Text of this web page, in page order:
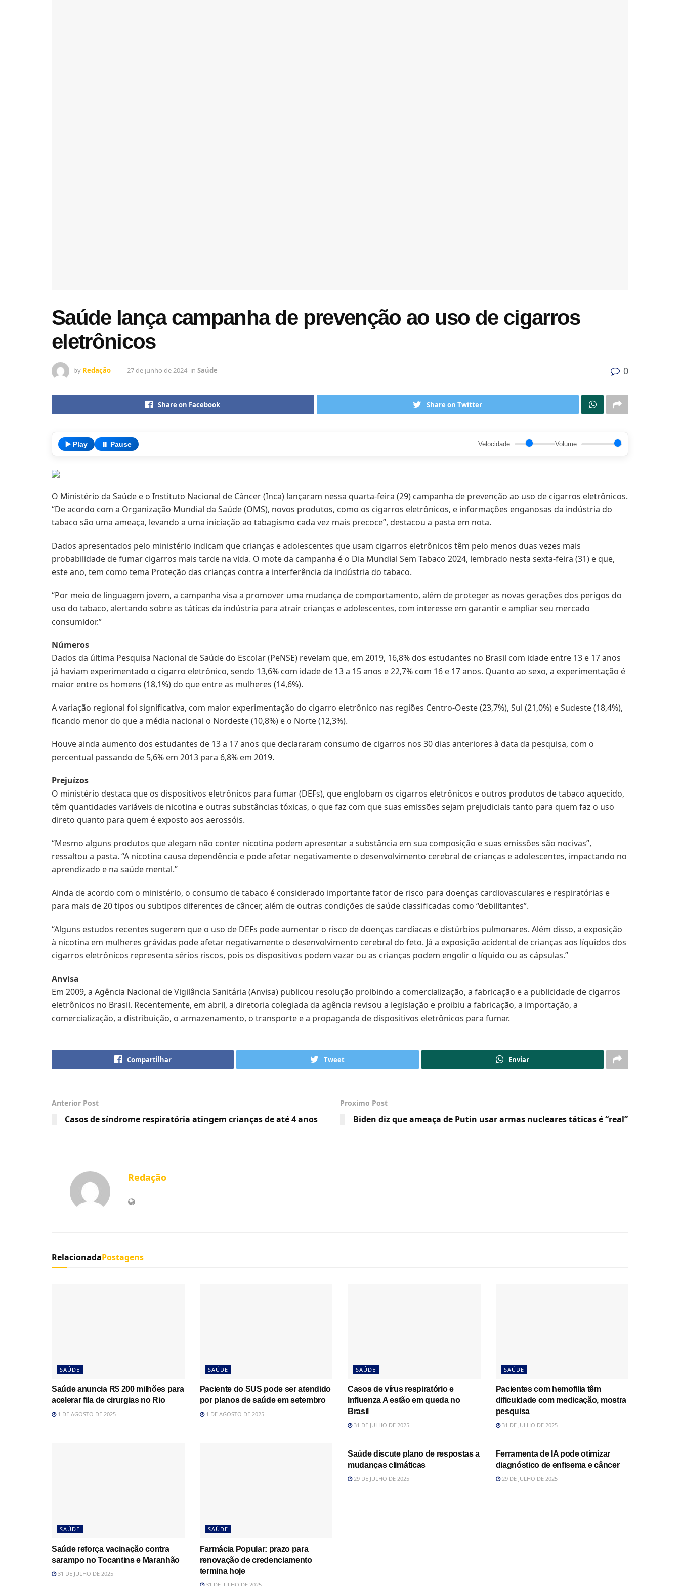
Saúde lança campanha de prevenção ao uso de cigarros
eletrônicos
by Redação 27 de junho de 2024 in Saúde 0
Share on Facebook Share on Twitter
▶️ Play ⏸️ Pause Velocidade: Volume:
O Ministério da Saúde e o Instituto Nacional de Câncer (Inca) lançaram nessa quarta-feira (29) campanha de prevenção ao uso de cigarros eletrônicos.
“De acordo com a Organização Mundial da Saúde (OMS), novos produtos, como os cigarros eletrônicos, e informações enganosas da indústria do
tabaco são uma ameaça, levando a uma iniciação ao tabagismo cada vez mais precoce”, destacou a pasta em nota.
Dados apresentados pelo ministério indicam que crianças e adolescentes que usam cigarros eletrônicos têm pelo menos duas vezes mais
probabilidade de fumar cigarros mais tarde na vida. O mote da campanha é o Dia Mundial Sem Tabaco 2024, lembrado nesta sexta-feira (31) e que,
este ano, tem como tema Proteção das crianças contra a interferência da indústria do tabaco.
“Por meio de linguagem jovem, a campanha visa a promover uma mudança de comportamento, além de proteger as novas gerações dos perigos do
uso do tabaco, alertando sobre as táticas da indústria para atrair crianças e adolescentes, com interesse em garantir e ampliar seu mercado
consumidor.”
Números
Dados da última Pesquisa Nacional de Saúde do Escolar (PeNSE) revelam que, em 2019, 16,8% dos estudantes no Brasil com idade entre 13 e 17 anos
já haviam experimentado o cigarro eletrônico, sendo 13,6% com idade de 13 a 15 anos e 22,7% com 16 e 17 anos. Quanto ao sexo, a experimentação é
maior entre os homens (18,1%) do que entre as mulheres (14,6%).
A variação regional foi significativa, com maior experimentação do cigarro eletrônico nas regiões Centro-Oeste (23,7%), Sul (21,0%) e Sudeste (18,4%),
ficando menor do que a média nacional o Nordeste (10,8%) e o Norte (12,3%).
Houve ainda aumento dos estudantes de 13 a 17 anos que declararam consumo de cigarros nos 30 dias anteriores à data da pesquisa, com o
percentual passando de 5,6% em 2013 para 6,8% em 2019.
Prejuízos
O ministério destaca que os dispositivos eletrônicos para fumar (DEFs), que englobam os cigarros eletrônicos e outros produtos de tabaco aquecido,
têm quantidades variáveis de nicotina e outras substâncias tóxicas, o que faz com que suas emissões sejam prejudiciais tanto para quem faz o uso
direto quanto para quem é exposto aos aerossóis.
“Mesmo alguns produtos que alegam não conter nicotina podem apresentar a substância em sua composição e suas emissões são nocivas”,
ressaltou a pasta. “A nicotina causa dependência e pode afetar negativamente o desenvolvimento cerebral de crianças e adolescentes, impactando no
aprendizado e na saúde mental.”
Ainda de acordo com o ministério, o consumo de tabaco é considerado importante fator de risco para doenças cardiovasculares e respiratórias e
para mais de 20 tipos ou subtipos diferentes de câncer, além de outras condições de saúde classificadas como “debilitantes”.
“Alguns estudos recentes sugerem que o uso de DEFs pode aumentar o risco de doenças cardíacas e distúrbios pulmonares. Além disso, a exposição
à nicotina em mulheres grávidas pode afetar negativamente o desenvolvimento cerebral do feto. Já a exposição acidental de crianças aos líquidos dos
cigarros eletrônicos representa sérios riscos, pois os dispositivos podem vazar ou as crianças podem engolir o líquido ou as cápsulas.”
Anvisa
Em 2009, a Agência Nacional de Vigilância Sanitária (Anvisa) publicou resolução proibindo a comercialização, a fabricação e a publicidade de cigarros
eletrônicos no Brasil. Recentemente, em abril, a diretoria colegiada da agência revisou a legislação e proibiu a fabricação, a importação, a
comercialização, a distribuição, o armazenamento, o transporte e a propaganda de dispositivos eletrônicos para fumar.
Compartilhar Tweet Enviar
Anterior Post
Casos de síndrome respiratória atingem crianças de até 4 anos
Proximo Post
Biden diz que ameaça de Putin usar armas nucleares táticas é “real”
Redação
RelacionadaPostagens
SAÚDE
Saúde anuncia R$ 200 milhões para
acelerar fila de cirurgias no Rio
1 DE AGOSTO DE 2025
SAÚDE
Paciente do SUS pode ser atendido
por planos de saúde em setembro
1 DE AGOSTO DE 2025
SAÚDE
Casos de vírus respiratório e
Influenza A estão em queda no
Brasil
31 DE JULHO DE 2025
SAÚDE
Pacientes com hemofilia têm
dificuldade com medicação, mostra
pesquisa
31 DE JULHO DE 2025
SAÚDE
Saúde reforça vacinação contra
sarampo no Tocantins e Maranhão
31 DE JULHO DE 2025
SAÚDE
Farmácia Popular: prazo para
renovação de credenciamento
termina hoje
Saúde discute plano de respostas a
mudanças climáticas
29 DE JULHO DE 2025
Ferramenta de IA pode otimizar
diagnóstico de enfisema e câncer
29 DE JULHO DE 2025